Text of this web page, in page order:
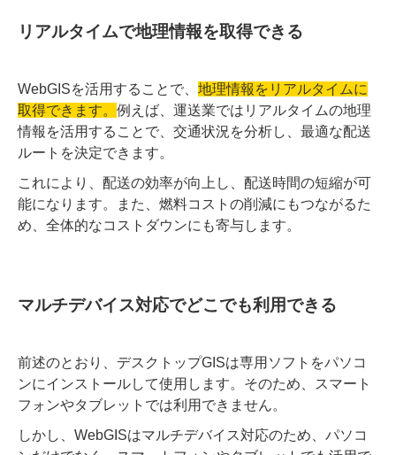
リアルタイムで地理情報を取得できる
WebGISを活用することで、 地理情報をリアルタイムに
取得できます。 例えば、運送業ではリアルタイムの地理
情報を活用することで、交通状況を分析し、最適な配送
ルートを決定できます。
これにより、配送の効率が向上し、配送時間の短縮が可
能になります。また、燃料コストの削減にもつながるた
め、全体的なコストダウンにも寄与します。
マルチデバイス対応でどこでも利用できる
前述のとおり、デスクトップGISは専用ソフトをパソコ
ンにインストールして使用します。そのため、スマート
フォンやタブレットでは利用できません。
しかし、WebGISはマルチデバイス対応のため、パソコ